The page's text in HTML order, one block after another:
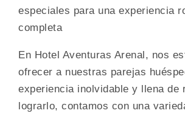
especiales para una experiencia
completa
En Hotel Aventuras Arenal, nos
ofrecer a nuestras parejas
experiencia inolvidable y llena de
lograrlo, contamos con una